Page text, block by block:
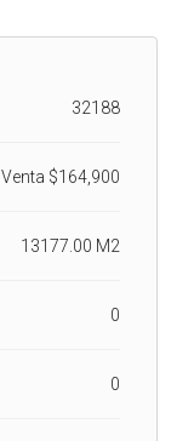
32188
Venta $164,900
13177.00 M2
0
0